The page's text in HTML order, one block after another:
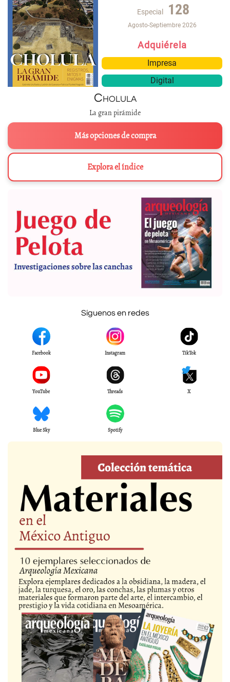
Especial 128
Agosto-Septiembre 2026
Adquiérela
Impresa
Digital
Cholula
La gran pirámide
Más opciones de compra
Explora el índice
Síguenos en redes
Facebook Instagram TikTok
YouTube Threads X
Blue Sky Spotify